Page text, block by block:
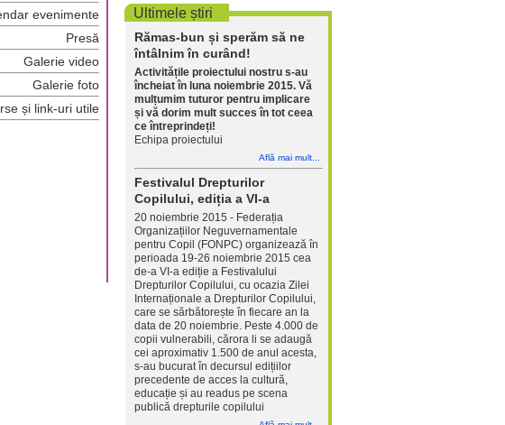
evenimente
Presă
Galerie video
Galerie foto
și link-uri utile
Ultimele știri
Rămas-bun și sperăm să ne
întâlnim în curând!
Activitățile proiectului nostru s-au
încheiat în luna noiembrie 2015. Vă
mulțumim tuturor pentru implicare
și vă dorim mult succes în tot ceea
ce întreprindeți!
Echipa proiectului
Află mai mult...
Festivalul Drepturilor
Copilului, ediția a VI-a
20 noiembrie 2015 - Federația
Organizațiilor Neguvernamentale
pentru Copil (FONPC) organizează în
perioada 19-26 noiembrie 2015 cea
de-a VI-a ediție a Festivalului
Drepturilor Copilului, cu ocazia Zilei
Internaționale a Drepturilor Copilului,
care se sărbătorește în fiecare an la
data de 20 noiembrie. Peste 4.000 de
copii vulnerabili, cărora li se adaugă
cei aproximativ 1.500 de anul acesta,
s-au bucurat în decursul edițiilor
precedente de acces la cultură,
educație și au readus pe scena
publică drepturile copilului